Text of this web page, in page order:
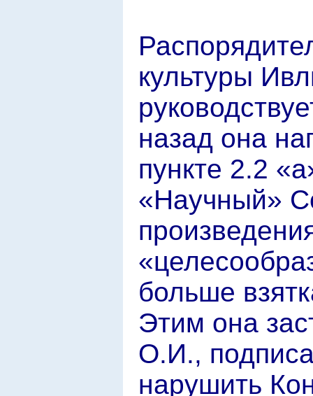
культуры
назад она
пункте 2.2
«Научный»
больше
Этим она
О.И.,
нарушить